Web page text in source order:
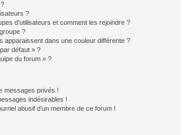
?
d’utilisateurs et comment les rejoindre ?
?
apparaissent dans une couleur différente ?
défaut » ?
du forum » ?
messages privés !
indésirables !
abusif d’un membre de ce forum !